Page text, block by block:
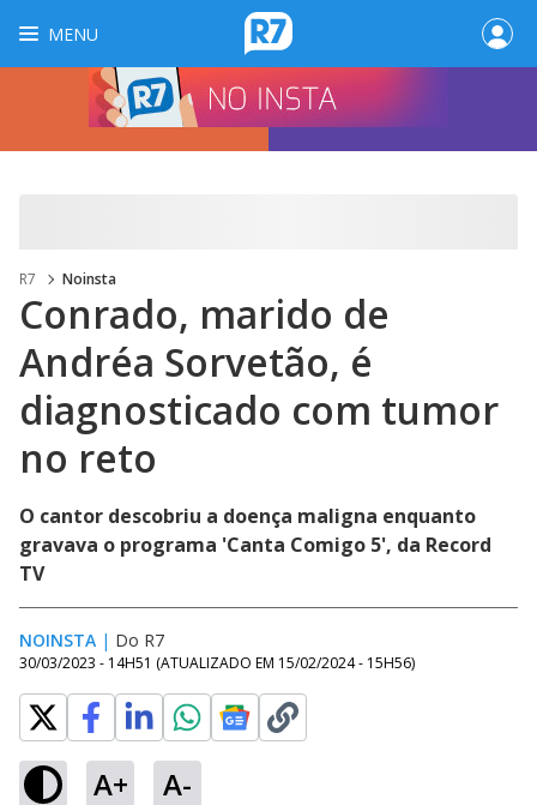
MENU
R7 Noinsta
Conrado, marido de
Andréa Sorvetão, é
diagnosticado com tumor
no reto
O cantor descobriu a doença maligna enquanto
gravava o programa 'Canta Comigo 5', da Record
TV
NOINSTA | Do R7
30/03/2023 - 14H51 (ATUALIZADO EM 15/02/2024 - 15H56)
A+ A-